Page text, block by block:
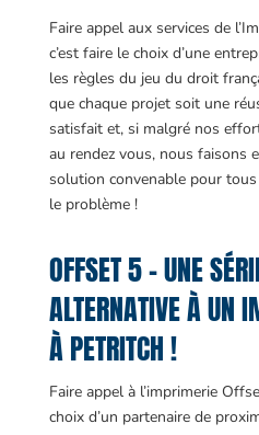
Faire appel aux services de
c’est faire le choix d’une
les règles du jeu du droit
que chaque projet soit une
satisfait et, si malgré nos
au rendez vous, nous faisons
solution convenable pour
le problème !
OFFSET 5 – UNE
ALTERNATIVE À UN
À PETRITCH !
Faire appel à l’imprimerie
choix d’un partenaire de